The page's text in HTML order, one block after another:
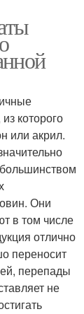
которого
или акрил.
Они
в том числе
отлично
переносит
перепады
не